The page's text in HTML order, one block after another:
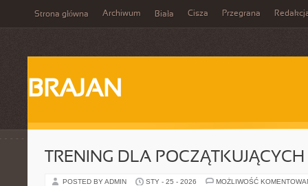
Strona główna Archiwum Biała Cisza Przegrana
BRAJAN
TRENING DLA POCZĄTKUJĄCYCH
POSTED BY ADMIN STY - 25 - 2026 MOŻLIWOŚĆ